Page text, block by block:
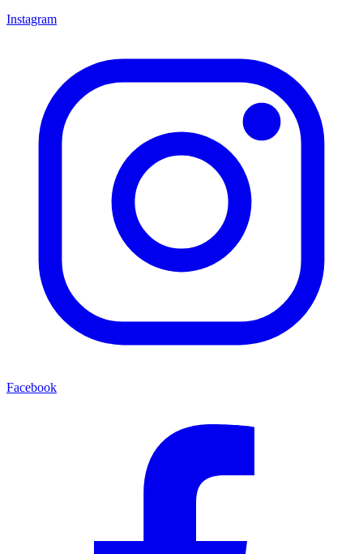
Instagram
Facebook